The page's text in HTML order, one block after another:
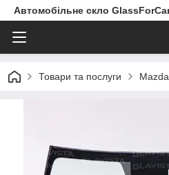
Автомобільне скло
Товари та послуги Mazda